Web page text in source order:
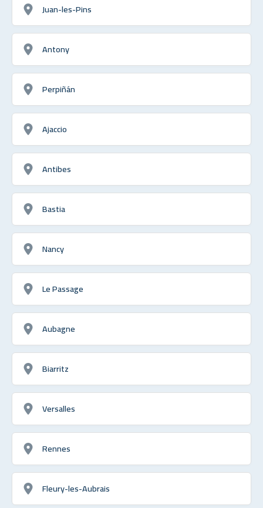
Juan-les-Pins
Antony
Perpiñán
Ajaccio
Antibes
Bastia
Nancy
Le Passage
Aubagne
Biarritz
Versalles
Rennes
Fleury-les-Aubrais